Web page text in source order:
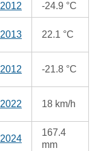
-24.9 °C
22.1 °C
-21.8 °C
18 km/h
167.4
mm